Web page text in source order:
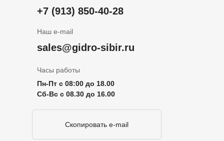
+7 (913) 850-40-28
Часы работы
Пн-Пт с 08:00 до 18.00
Сб-Вс с 08.30 до 16.00
Наш e-mail
sales@gidro-sibir.ru
Скопировать e-mail